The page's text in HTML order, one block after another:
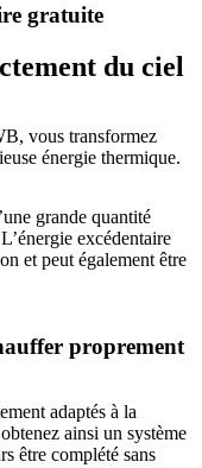
gratuite
du ciel
vous transformez
énergie thermique.
grande quantité
excédentaire
et peut également être
proprement
adaptés à la
ainsi un système
être complété sans